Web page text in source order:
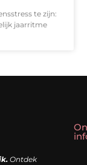
te zijn:
jaarritme
Ontdek